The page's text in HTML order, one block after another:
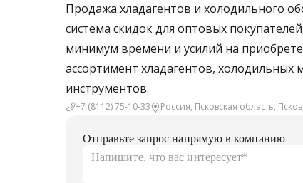
Продажа хладагентов и холодильного
система скидок для оптовых
минимум времени и усилий на
ассортимент хладагентов,
инструментов.
+7 (8112) 75-10-33 Россия, Псковская область,
Отправьте запрос напрямую в компанию